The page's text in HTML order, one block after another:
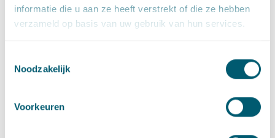
informatie die u aan ze heeft verstrekt of die ze hebben
verzameld op basis van uw gebruik van hun services.
Noodzakelijk
Voorkeuren
arbeidsverhoudingen en de wijze van totstandkoming van
arbeidsvoorwaarden in de publieke sector. Onder het kopje
geleidelijk duidelijk worden en vermoedelijk zullen zich nog
talloze juridische vragen voor gaan doen. Het wordt pionieren.
Omdat de stelsels van verschillende uitgangspunten uitgaan,
kunnen bepaalde begrippen niet zomaar worden overgezet.